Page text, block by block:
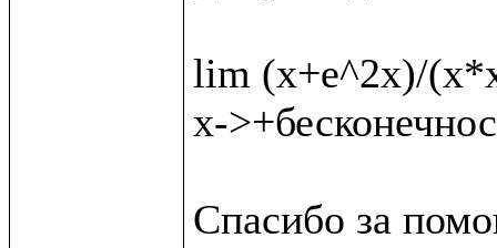
lim (x+e^2x)/
x-